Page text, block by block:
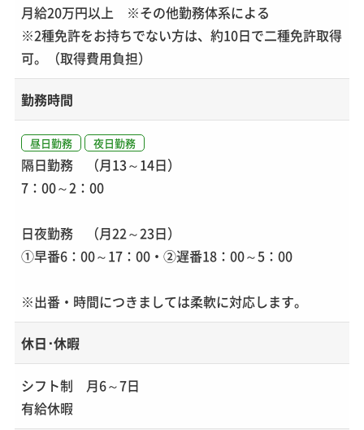
月給20万円以上 ※その他勤務体系による
※2種免許をお持ちでない方は、約10日で二種免許取得
可。（取得費用負担）
勤務時間
昼日勤務 夜日勤務
隔日勤務 （月13～14日）
7：00～2：00
日夜勤務 （月22～23日）
①早番6：00～17：00・②遅番18：00～5：00
※出番・時間につきましては柔軟に対応します。
休日･休暇
シフト制 月6～7日
有給休暇